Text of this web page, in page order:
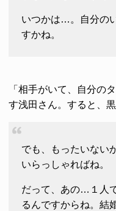
いつかは…。自分の
すかね。
「相手がいて、自分の
す浅田さん。すると、
でも、もったいない
いらっしゃればね。
だって、あの…１人
るんですからね。結